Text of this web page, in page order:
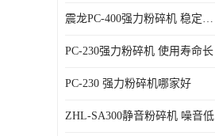
震龙PC-400强力粉碎机 稳定性好
PC-230强力粉碎机 使用寿命长
PC-230 强力粉碎机哪家好
ZHL-SA300静音粉碎机 噪音低